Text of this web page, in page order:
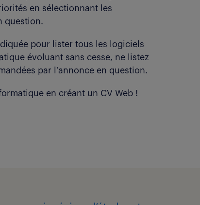
en sélectionnant les
question.
pour lister tous les logiciels
évoluant sans cesse, ne listez
par l’annonce en question.
en créant un CV Web !